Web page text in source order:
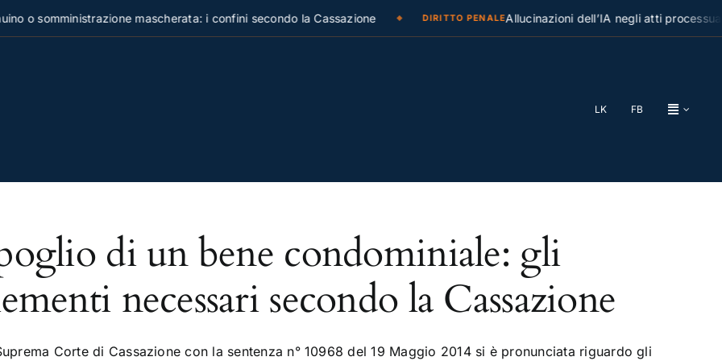
o somministrazione mascherata: i confini secondo la Cassazione DIRITTO PENALEAllucinazioni dell’IA negli atti
LK FB
di un bene condominiale: gli
necessari secondo la Cassazione
Corte di Cassazione con la sentenza n° 10968 del 19 Maggio 2014 si è pronunciata riguardo gli